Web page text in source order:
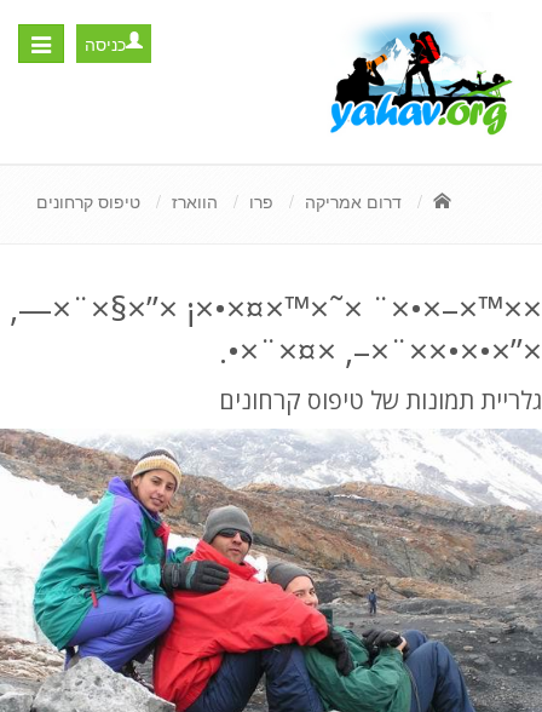
Toggle
כניסה
דרום אמריקה פרו הווארז טיפוס קרחונים
××™×–×•×¨ ×˜×™×¤×•×¡ ×”×§×¨×—,
×”×•×•××¨×–, ×¤×¨×•.
גלריית תמונות של טיפוס קרחונים